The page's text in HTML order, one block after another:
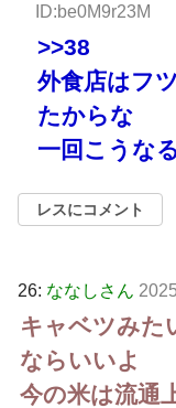
ID:be0M9r23M
>>38
外食店はフ
たからな
一回こうな
レスにコメント
26: ななしさん
キャベツみた
ならいいよ
今の米は流通